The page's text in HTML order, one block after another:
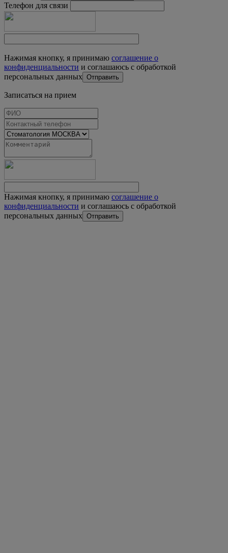
Телефон для связи
Нажимая кнопку, я принимаю соглашение о
конфиденциальности и соглашаюсь с обработкой
персональных данных
Записаться на прием
Нажимая кнопку, я принимаю соглашение о
конфиденциальности и соглашаюсь с обработкой
персональных данных